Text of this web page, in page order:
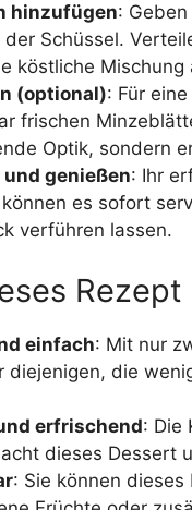
hinzufügen:
Schüssel.
köstliche
(optional): Für
frischen
Optik, sondern
genießen: Ihr
es sofort
verführen lassen.
Rezept
einfach: Mit nur
diejenigen, die
erfrischend: Die
dieses Dessert
: Sie können dieses